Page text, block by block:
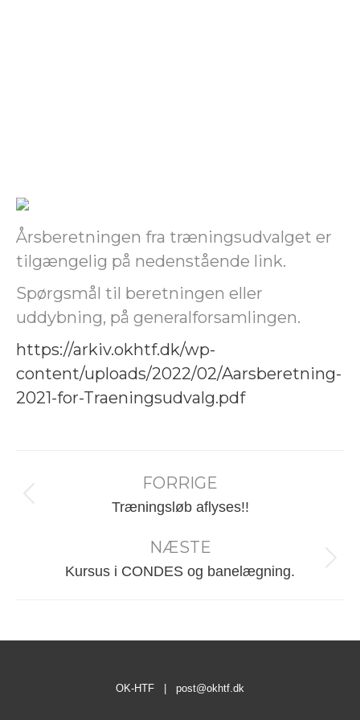
Årsberetningen fra træningsudvalget er
tilgængelig på nedenstående link.
Spørgsmål til beretningen eller
uddybning, på generalforsamlingen.
https://arkiv.okhtf.dk/wp-
content/uploads/2022/02/Aarsberetning-
2021-for-Traeningsudvalg.pdf
navigation
FORRIGE
Forrige
Træningsløb aflyses!!
NÆSTE
Næste
Kursus i CONDES og banelægning.
OK-HTF | post@okhtf.dk